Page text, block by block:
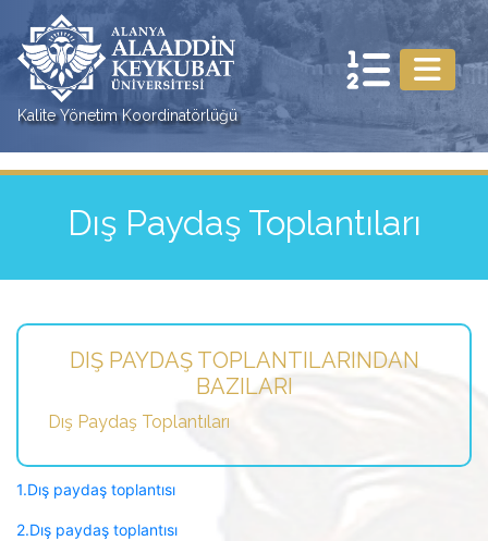
Kalite Yönetim Koordinatörlüğü
Dış Paydaş Toplantıları
DIŞ PAYDAŞ TOPLANTILARINDAN
BAZILARI
Dış Paydaş Toplantıları
1.Dış paydaş toplantısı
2.Dış paydaş toplantısı